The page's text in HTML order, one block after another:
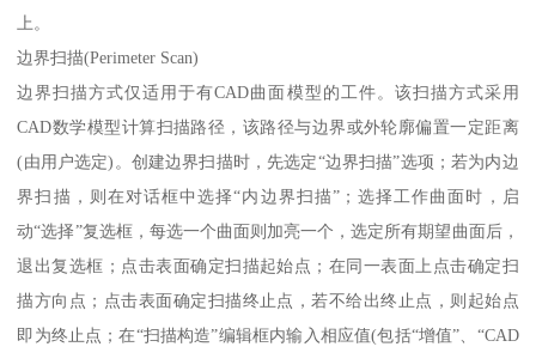
上。
边界扫描(Perimeter Scan)
边界扫描方式仅适用于有CAD曲面模型的工件。该扫描方式采用
CAD数学模型计算扫描路径，该路径与边界或外轮廓偏置一定距离
(由用户选定)。创建边界扫描时，先选定“边界扫描”选项；若为内边
界扫描，则在对话框中选择“内边界扫描”；选择工作曲面时，启
动“选择”复选框，每选一个曲面则加亮一个，选定所有期望曲面后，
退出复选框；点击表面确定扫描起始点；在同一表面上点击确定扫
描方向点；点击表面确定扫描终止点，若不给出终止点，则起始点
即为终止点；在“扫描构造”编辑框内输入相应值(包括“增值”、“CAD